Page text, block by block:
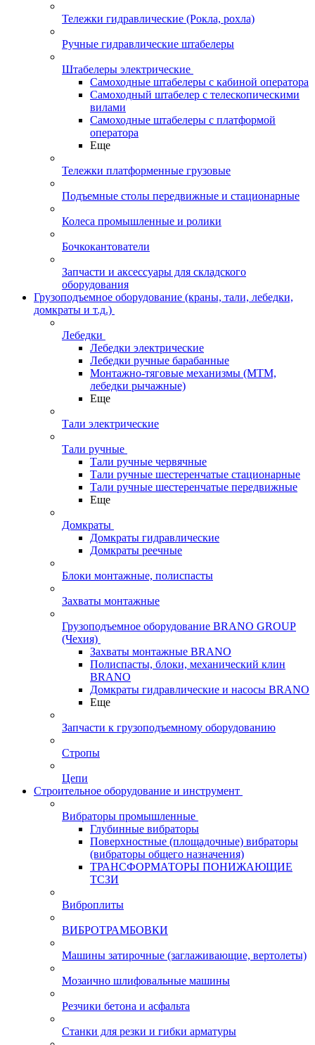
Тележки гидравлические (Рокла, рохла)
Ручные гидравлические штабелеры
Штабелеры электрические
Самоходные штабелеры с кабиной оператора
Самоходный штабелер с телескопическими
вилами
Самоходные штабелеры с платформой
оператора
Еще
Тележки платформенные грузовые
Подъемные столы передвижные и стационарные
Колеса промышленные и ролики
Бочкокантователи
Запчасти и аксессуары для складского
оборудования
Грузоподъемное оборудование (краны, тали, лебедки,
домкраты и т.д.)
Лебедки
Лебедки электрические
Лебедки ручные барабанные
Монтажно-тяговые механизмы (МТМ,
лебедки рычажные)
Еще
Тали электрические
Тали ручные
Тали ручные червячные
Тали ручные шестеренчатые стационарные
Тали ручные шестеренчатые передвижные
Еще
Домкраты
Домкраты гидравлические
Домкраты реечные
Блоки монтажные, полиспасты
Захваты монтажные
Грузоподъемное оборудование BRANO GROUP
(Чехия)
Захваты монтажные BRANO
Полиспасты, блоки, механический клин
BRANO
Домкраты гидравлические и насосы BRANO
Еще
Запчасти к грузоподъемному оборудованию
Стропы
Цепи
Строительное оборудование и инструмент
Вибраторы промышленные
Глубинные вибраторы
Поверхностные (площадочные) вибраторы
(вибраторы общего назначения)
ТРАНСФОРМАТОРЫ ПОНИЖАЮЩИЕ
ТСЗИ
Виброплиты
ВИБРОТРАМБОВКИ
Машины затирочные (заглаживающие, вертолеты)
Мозаично шлифовальные машины
Резчики бетона и асфальта
Станки для резки и гибки арматуры